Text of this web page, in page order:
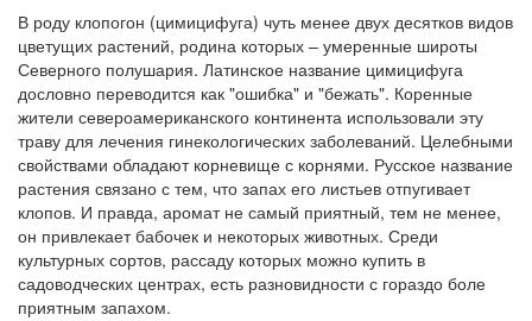
В роду клопогон (цимицифуга) чуть менее двух десятков видов
цветущих растений, родина которых – умеренные широты
Северного полушария. Латинское название цимицифуга
дословно переводится как "ошибка" и "бежать". Коренные
жители североамериканского континента использовали эту
траву для лечения гинекологических заболеваний. Целебными
свойствами обладают корневище с корнями. Русское название
растения связано с тем, что запах его листьев отпугивает
клопов. И правда, аромат не самый приятный, тем не менее,
он привлекает бабочек и некоторых животных. Среди
культурных сортов, рассаду которых можно купить в
садоводческих центрах, есть разновидности с гораздо боле
приятным запахом.